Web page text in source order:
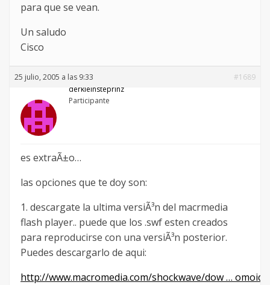
para que se vean.
Un saludo
Cisco
25 julio, 2005 a las 9:33
#1689
derkleinsteprinz
Participante
es extraÃ±o…
las opciones que te doy son:
1. descargate la ultima versiÃ³n del macrmedia
flash player.. puede que los .swf esten creados
para reproducirse con una versiÃ³n posterior.
Puedes descargarlo de aqui:
http://www.macromedia.com/shockwave/dow …